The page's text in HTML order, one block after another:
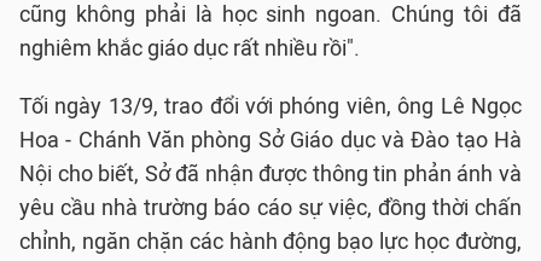
cũng không phải là học sinh ngoan. Chúng tôi đã
nghiêm khắc giáo dục rất nhiều rồi".
Tối ngày 13/9, trao đổi với phóng viên, ông Lê Ngọc
Hoa - Chánh Văn phòng Sở Giáo dục và Đào tạo Hà
Nội cho biết, Sở đã nhận được thông tin phản ánh và
yêu cầu nhà trường báo cáo sự việc, đồng thời chấn
chỉnh, ngăn chặn các hành động bạo lực học đường,